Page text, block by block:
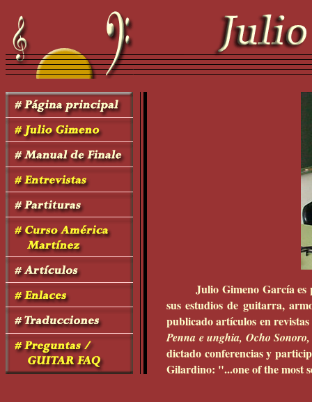
Julio Gimeno García
sus estudios de guitarra,
publicado artículos en
Penna e unghia, Ocho
dictado conferencias y
Gilardino: "...one of the most